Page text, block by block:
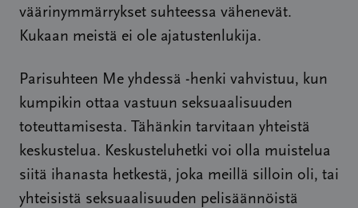
väärinymmärrykset suhteessa vähenevät.
Kukaan meistä ei ole ajatustenlukija.
Parisuhteen Me yhdessä -henki vahvistuu, kun
kumpikin ottaa vastuun seksuaalisuuden
toteuttamisesta. Tähänkin tarvitaan yhteistä
keskustelua. Keskusteluhetki voi olla muistelua
siitä ihanasta hetkestä, joka meillä silloin oli, tai
yhteisistä seksuaalisuuden pelisäännöistä